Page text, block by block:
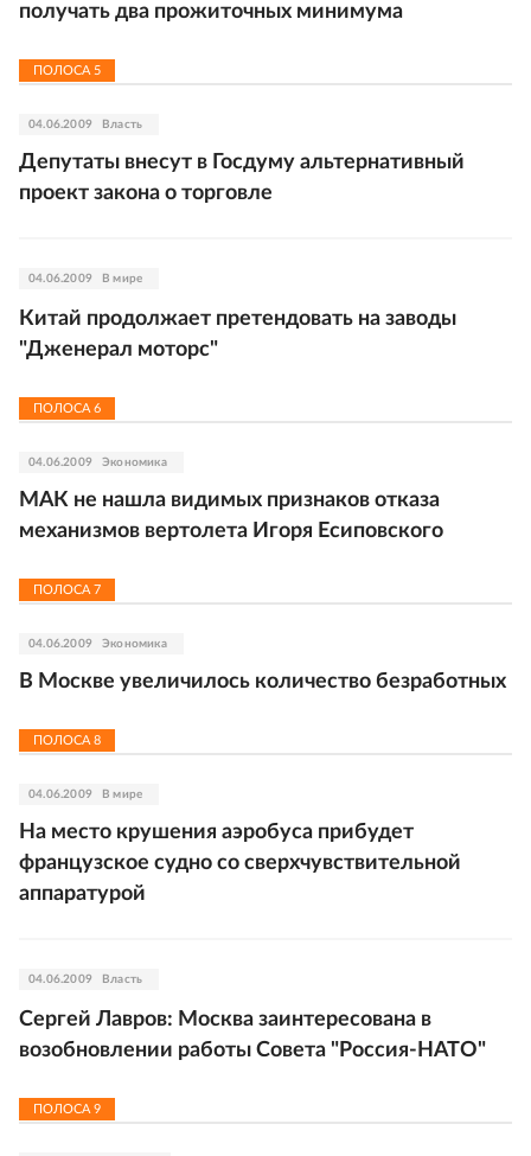
получать два прожиточных минимума
ПОЛОСА 5
04.06.2009 Власть
Депутаты внесут в Госдуму альтернативный
проект закона о торговле
04.06.2009 В мире
Китай продолжает претендовать на заводы
"Дженерал моторс"
ПОЛОСА 6
04.06.2009 Экономика
МАК не нашла видимых признаков отказа
механизмов вертолета Игоря Есиповского
ПОЛОСА 7
04.06.2009 Экономика
В Москве увеличилось количество безработных
ПОЛОСА 8
04.06.2009 В мире
На место крушения аэробуса прибудет
французское судно со сверхчувствительной
аппаратурой
04.06.2009 Власть
Сергей Лавров: Москва заинтересована в
возобновлении работы Совета "Россия-НАТО"
ПОЛОСА 9